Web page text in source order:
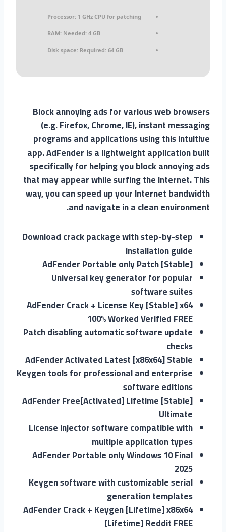
Processor: 1 GHz CPU for patching
RAM: Needed: 4 GB
Disk space: Required: 64 GB
Block annoying ads for various web browsers
(e.g. Firefox, Chrome, IE), instant messaging
programs and applications using this intuitive
app. AdFender is a lightweight application built
specifically for helping you block annoying ads
that may appear while surfing the Internet. This
way, you can speed up your Internet bandwidth
and navigate in a clean environment.
Download crack package with step-by-step
installation guide
AdFender Portable only Patch [Stable]
Universal key generator for popular
software suites
AdFender Crack + License Key [Stable] x64
100% Worked Verified FREE
Patch disabling automatic software update
checks
AdFender Activated Latest [x86x64] Stable
Keygen tools for professional and enterprise
software editions
AdFender Free[Activated] Lifetime [Stable]
Ultimate
License injector software compatible with
multiple application types
AdFender Portable only Windows 10 Final
2025
Keygen software with customizable serial
generation templates
AdFender Crack + Keygen [Lifetime] x86x64
[Lifetime] Reddit FREE